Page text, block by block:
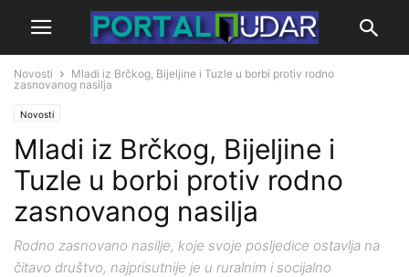
Novosti
Mladi iz Brčkog, Bijeljine i Tuzle u borbi protiv rodno
zasnovanog nasilja
Novosti
Mladi iz Brčkog, Bijeljine i
Tuzle u borbi protiv rodno
zasnovanog nasilja
Rodno zasnovano nasilje, koje svoje posljedice ostavlja na
čitavo društvo, najprisutnije je u ruralnim i socijalno